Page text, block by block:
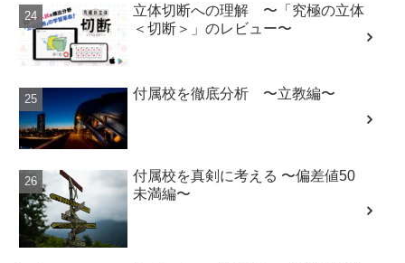
立体切断への理解 〜「究極の立体
＜切断＞」のレビュー〜
付属校を徹底分析 〜立教編〜
付属校を真剣に考える 〜偏差値50
未満編〜